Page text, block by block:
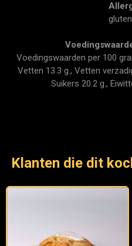
Voedingswaarden per 100
Vetten 13.3 g., Vetten
Suikers 20.2 g.,
Klanten die dit